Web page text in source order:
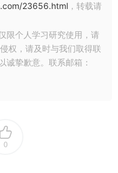
23656.html ，转载请
限个人学习研究使用，请
权，请及时与我们取得联
诚挚歉意。联系邮箱：
0